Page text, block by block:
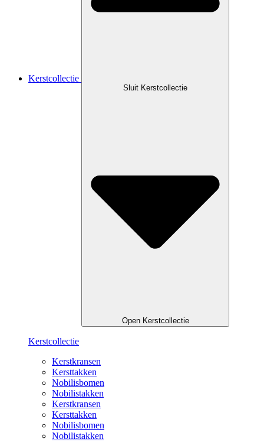
Kerstcollectie
Sluit Kerstcollectie
Open Kerstcollectie
Kerstcollectie
Kerstkransen
Kersttakken
Nobilisbomen
Nobilistakken
Kerstkransen
Kersttakken
Nobilisbomen
Nobilistakken